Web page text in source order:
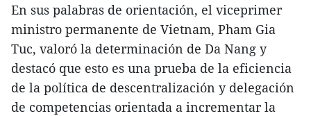
​En sus palabras de orientación, el viceprimer
ministro permanente de Vietnam, Pham Gia
Tuc, valoró la determinación de Da Nang y
destacó que esto es una prueba de la eficiencia
de la política de descentralización y delegación
de competencias orientada a incrementar la